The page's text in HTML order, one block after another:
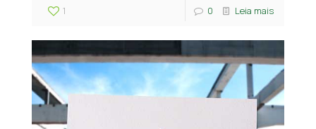
1 0 Leia mais